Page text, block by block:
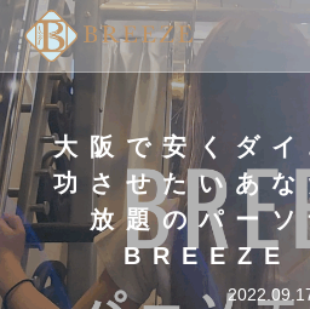
大阪で安くダイ
功させたいあな
放題のパーソ
BREEZE